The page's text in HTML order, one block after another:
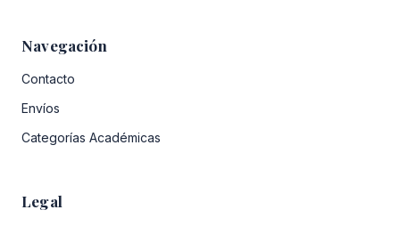
Navegación
Contacto
Envíos
Categorías Académicas
Legal